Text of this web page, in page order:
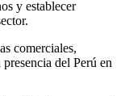
y establecer
comerciales,
del Perú en